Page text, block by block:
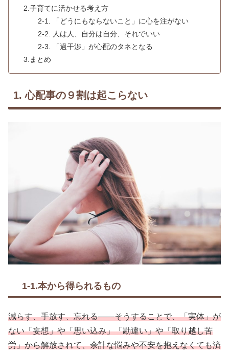
2.子育てに活かせる考え方
2-1. 「どうにもならないこと」に心を注がない
2-2. 人は人、自分は自分、それでいい
2-3. 「過干渉」が心配のタネとなる
3.まとめ
1. 心配事の９割は起こらない
1-1.本から得られるもの
減らす、手放す、忘れる――そうすることで、「実体」が
ない「妄想」や「思い込み」「勘違い」や「取り越し苦
労」から解放されて、余計な悩みや不安を抱えなくても済